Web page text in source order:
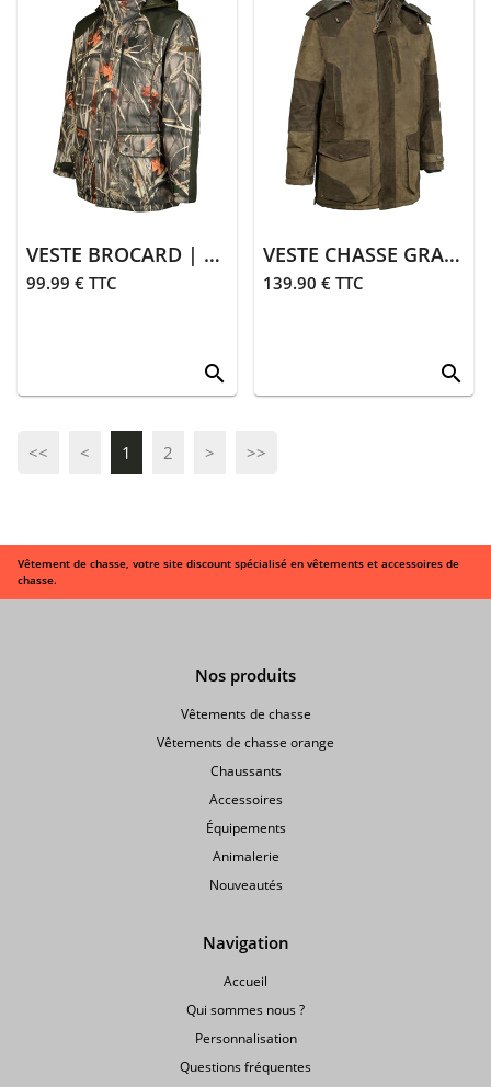
VESTE BROCARD | GHOSTCAMO WET
99.99 € TTC
search
VESTE CHASSE GRAND NORD | KAKI
139.90 € TTC
search
<< < 1 2 > >>
Vêtement de chasse, votre site discount spécialisé en vêtements et accessoires de
chasse.
Nos produits
Vêtements de chasse
Vêtements de chasse orange
Chaussants
Accessoires
Équipements
Animalerie
Nouveautés
Navigation
Accueil
Qui sommes nous ?
Personnalisation
Questions fréquentes